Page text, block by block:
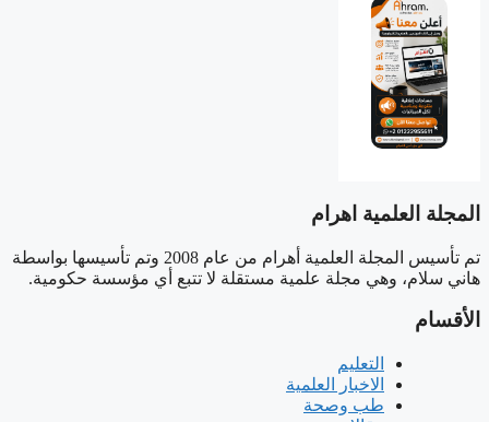
المجلة العلمية اهرام
تم تأسيس المجلة العلمية أهرام من عام 2008 وتم تأسيسها بواسطة
هاني سلام، وهي مجلة علمية مستقلة لا تتبع أي مؤسسة حكومية.
الأقسام
التعليم
الاخبار العلمية
طب وصحة